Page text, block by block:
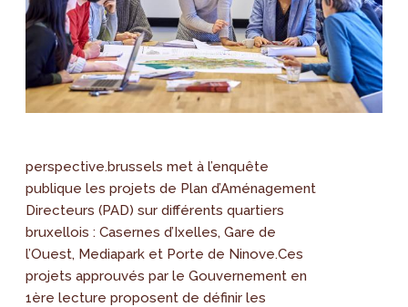
perspective.brussels met à l’enquête
publique les projets de Plan d’Aménagement
Directeurs (PAD) sur différents quartiers
bruxellois : Casernes d’Ixelles, Gare de
l’Ouest, Mediapark et Porte de Ninove.Ces
projets approuvés par le Gouvernement en
1ère lecture proposent de définir les